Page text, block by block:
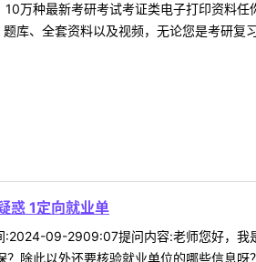
10万种最新考研考试考证类电子打印资料
库、全套资料以及视频，无论您是考研
惑 1定向就业单
09-2909:07提问内容:老师您好，我
除此以外还要核验就业单位的哪些信息呀